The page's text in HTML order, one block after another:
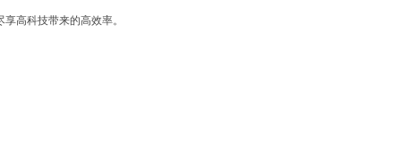
高科技带来的高效率。